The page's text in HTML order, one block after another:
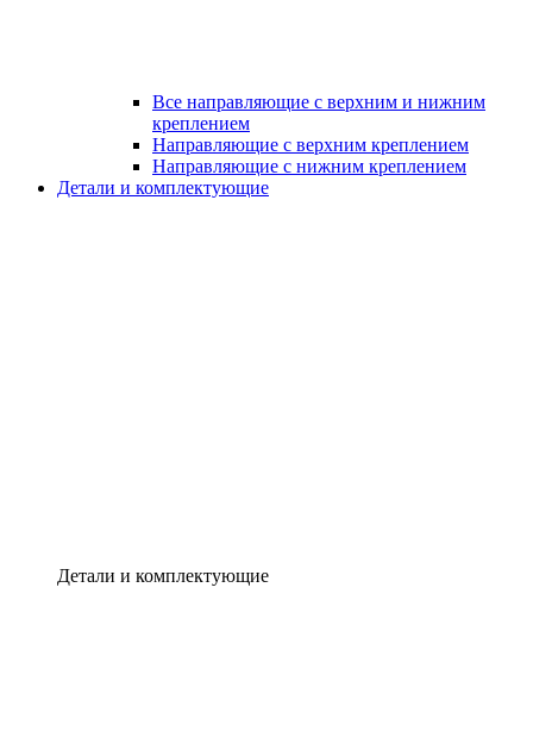
Все направляющие с верхним и нижним
креплением
Направляющие с верхним креплением
Направляющие с нижним креплением
Детали и комплектующие
Детали и комплектующие